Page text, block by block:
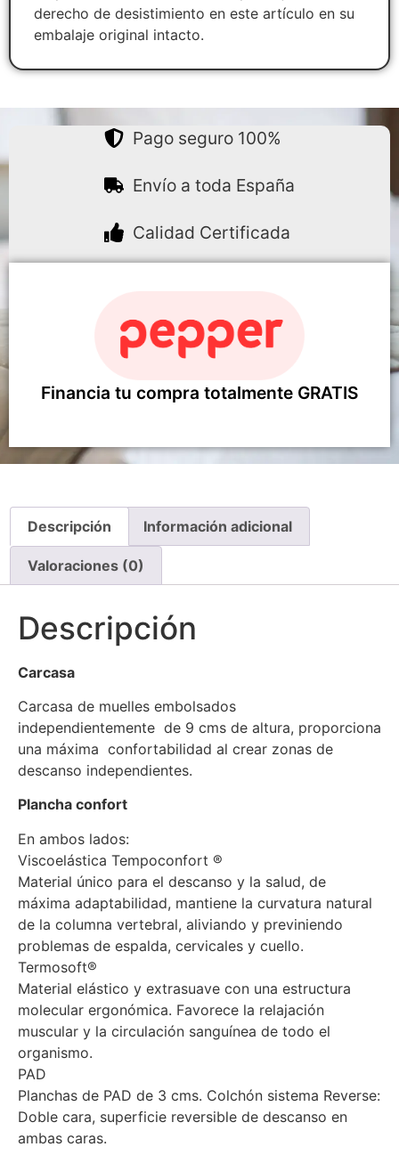
derecho de desistimiento en este artículo en su
embalaje original intacto.
Pago seguro 100%
Envío a toda España
Calidad Certificada
Financia tu compra totalmente GRATIS
Descripción Información adicional
Valoraciones (0)
Descripción
Carcasa
Carcasa de muelles embolsados
independientemente de 9 cms de altura, proporciona
una máxima confortabilidad al crear zonas de
descanso independientes.
Plancha confort
En ambos lados:
Viscoelástica Tempoconfort ®
Material único para el descanso y la salud, de
máxima adaptabilidad, mantiene la curvatura natural
de la columna vertebral, aliviando y previniendo
problemas de espalda, cervicales y cuello.
Termosoft®
Material elástico y extrasuave con una estructura
molecular ergonómica. Favorece la relajación
muscular y la circulación sanguínea de todo el
organismo.
PAD
Planchas de PAD de 3 cms. Colchón sistema Reverse:
Doble cara, superficie reversible de descanso en
ambas caras.